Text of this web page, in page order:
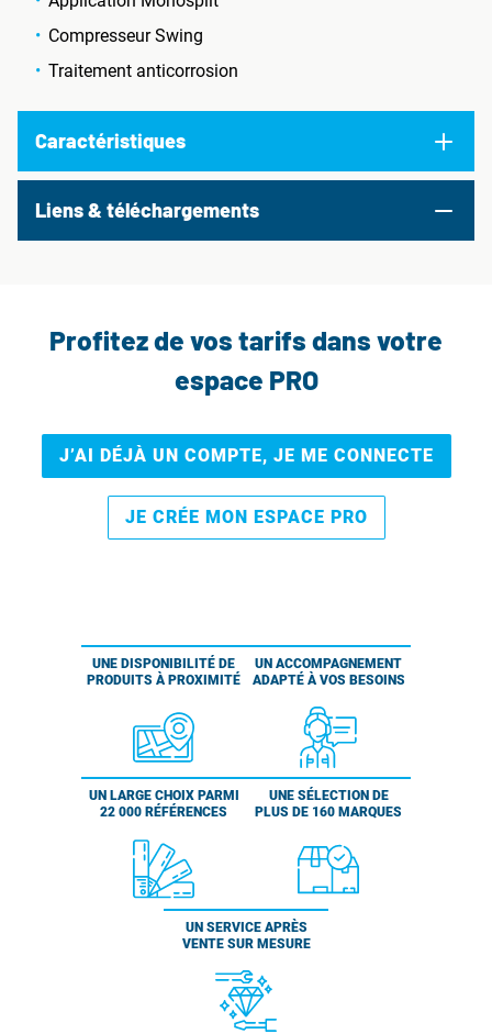
Compresseur Swing
Traitement anticorrosion
Caractéristiques
Liens & téléchargements
Profitez de vos tarifs dans votre
espace PRO
J’AI DÉJÀ UN COMPTE, JE ME CONNECTE
JE CRÉE MON ESPACE PRO
UNE DISPONIBILITÉ DE
PRODUITS À PROXIMITÉ
UN ACCOMPAGNEMENT
ADAPTÉ À VOS BESOINS
UN LARGE CHOIX PARMI
22 000 RÉFÉRENCES
UNE SÉLECTION DE
PLUS DE 160 MARQUES
UN SERVICE APRÈS
VENTE SUR MESURE